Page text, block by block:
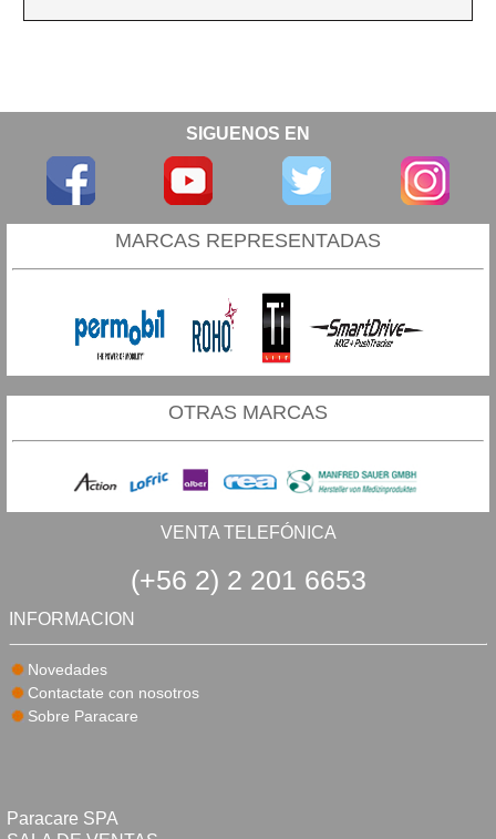
SIGUENOS EN
MARCAS REPRESENTADAS
OTRAS MARCAS
VENTA TELEFÓNICA
(+56 2) 2 201 6653
INFORMACION
Novedades
Contactate con nosotros
Sobre Paracare
Paracare SPA